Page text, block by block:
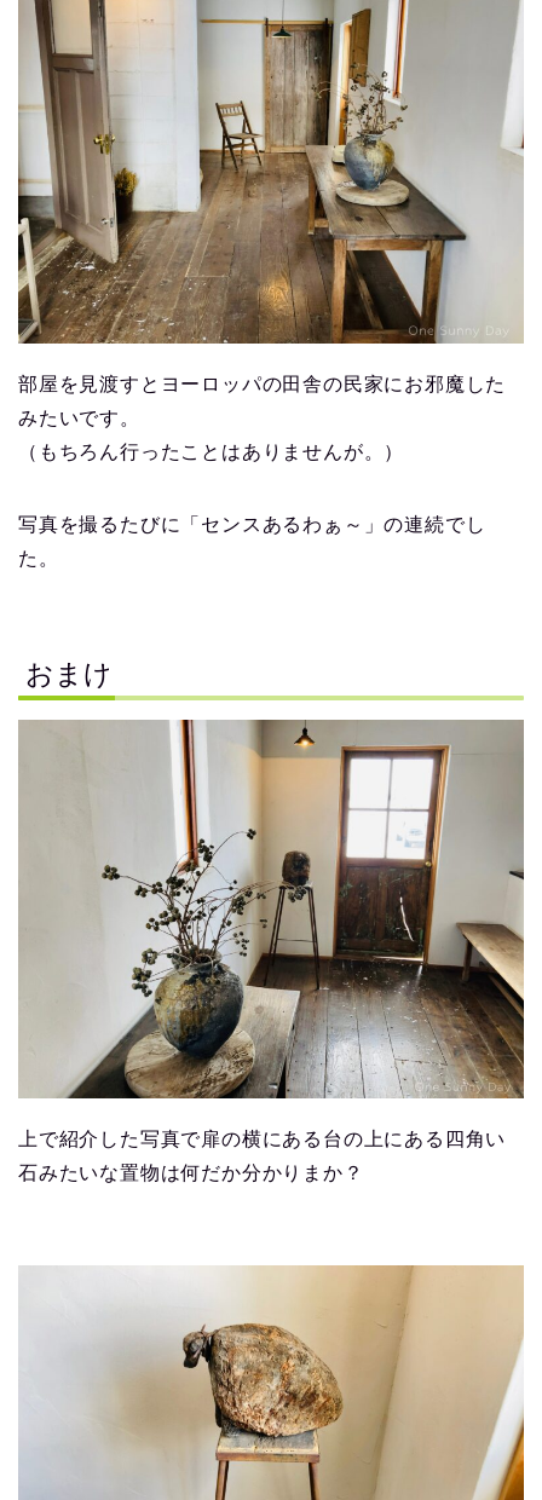
部屋を見渡すとヨーロッパの田舎の民家にお邪魔した
みたいです。
（もちろん行ったことはありませんが。）
写真を撮るたびに「センスあるわぁ～」の連続でし
た。
おまけ
上で紹介した写真で扉の横にある台の上にある四角い
石みたいな置物は何だか分かりまか？